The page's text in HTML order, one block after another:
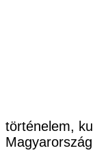
történelem,
Magyarország